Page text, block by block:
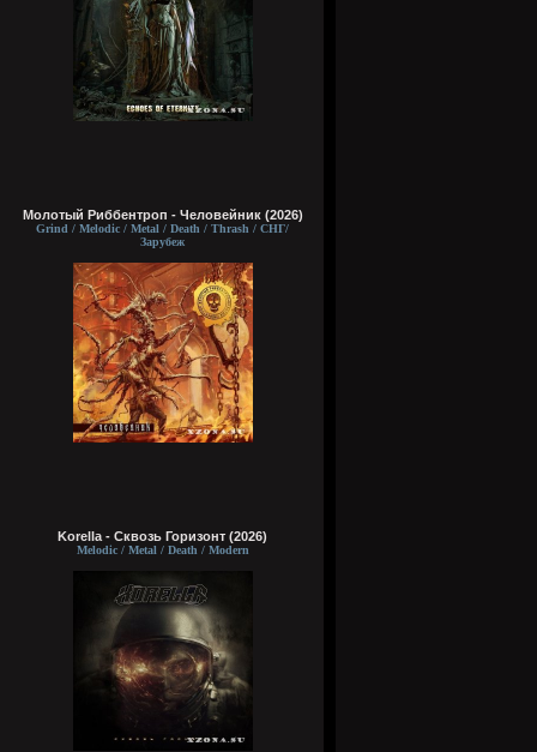
Молотый Риббентроп - Человейник (2026)
Grind / Melodic / Metal / Death / Thrash / СНГ/
Зарубеж
Korella - Сквозь Горизонт (2026)
Melodic / Metal / Death / Modern